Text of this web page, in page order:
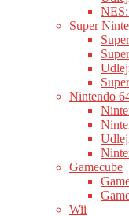
Super
Nintendo
Gamecube
Wii